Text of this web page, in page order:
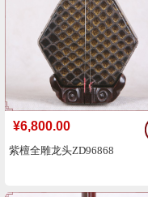
紫檀全雕龙头ZD96868
¥6,800.00